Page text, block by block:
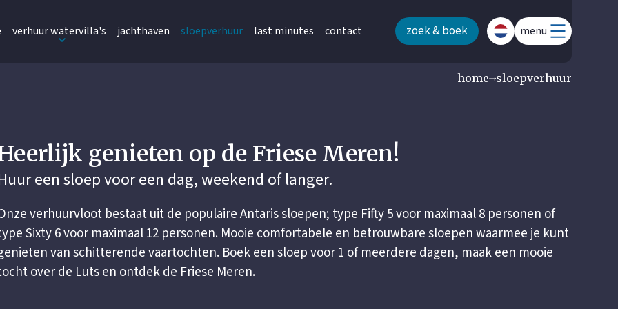
menu
verhuur watervilla's jachthaven sloepverhuur last minutes contact zoek & boek
home sloepverhuur
genieten op de Friese Meren!
een sloep voor een dag, weekend of langer.
verhuurvloot bestaat uit de populaire Antaris sloepen; type Fifty 5 voor maximaal 8 personen of
Sixty 6 voor maximaal 12 personen. Mooie comfortabele en betrouwbare sloepen waarmee je kunt
van schitterende vaartochten. Boek een sloep voor 1 of meerdere dagen, maak een mooie
over de Luts en ontdek de Friese Meren.